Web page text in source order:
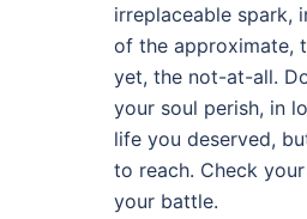
irreplaceable spark,
of the approximate,
yet, the not-at-all.
your soul perish, in
life you deserved,
to reach. Check
your battle.